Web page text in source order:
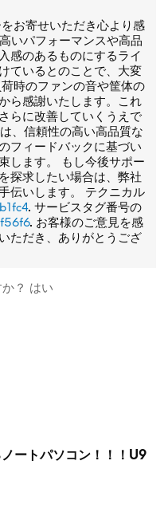
お寄せいただき心より感
いパフォーマンスや高品
感のあるものにするライ
ているとのことで、大変
時のファンの音や筐体の
ら感謝いたします。これ
らに改善していくうえで
、信頼性の高い高品質な
フィードバックに基づい
します。 もし今後サポー
探求したい場合は、弊社
伝いします。 テクニカル
. サービスタグ番号の
. お客様のご意見を感
ただき、ありがとうござ
？ はい
ートパソコン！！！U9